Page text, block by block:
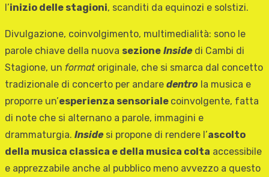
l’inizio delle stagioni, scanditi da equinozi e solstizi.
Divulgazione, coinvolgimento, multimedialità: sono le
parole chiave della nuova sezione Insidedi Cambi di
Stagione, un formatoriginale, che si smarca dal concetto
tradizionale di concerto per andare dentro la musica e
proporre un’esperienza sensoriale coinvolgente, fatta
di note che si alternano a parole, immagini e
drammaturgia. Insidesi propone di rendere l’ascolto
della musica classica e della musica colta accessibile
e apprezzabile anche al pubblico meno avvezzo a questo